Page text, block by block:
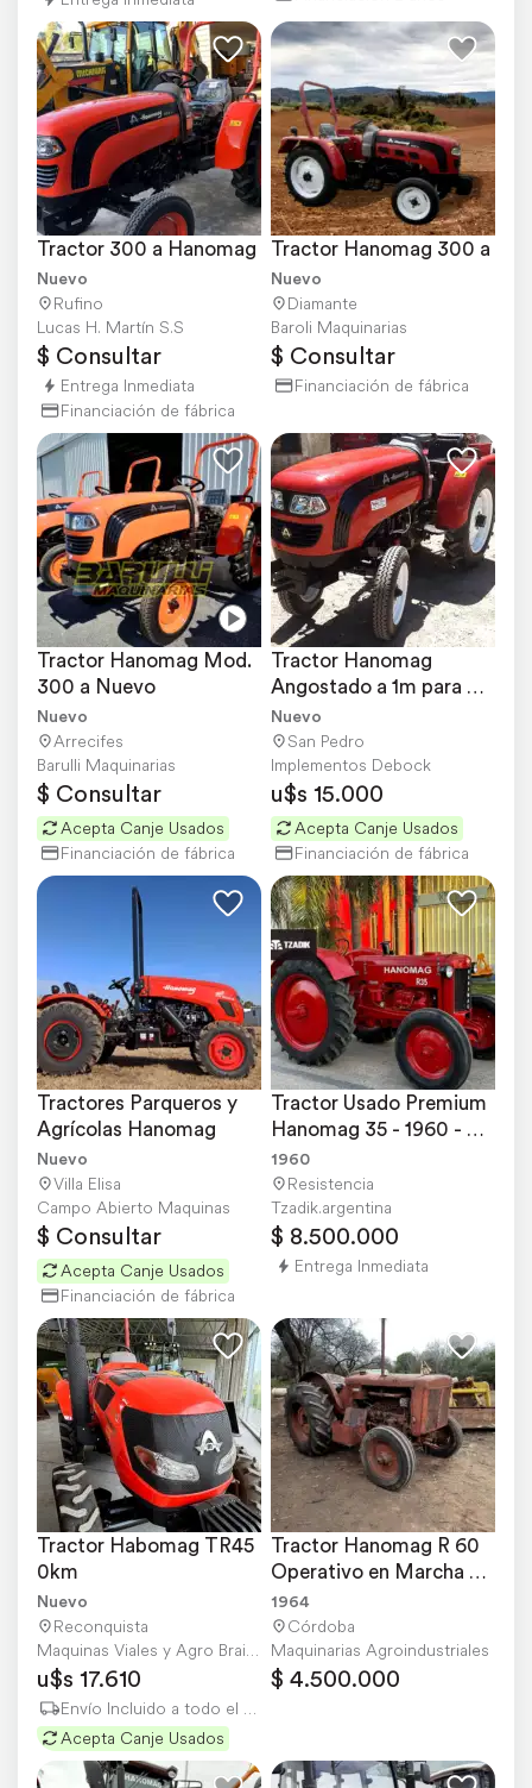
Tractor 300 a Hanomag
Nuevo
Rufino
Lucas H. Martín S.S
$ Consultar
Entrega Inmediata
Financiación de fábrica
Tractor Hanomag 300 a
Nuevo
Diamante
Baroli Maquinarias
$ Consultar
Financiación de fábrica
Tractor Hanomag Mod.
300 a Nuevo
Nuevo
Arrecifes
Barulli Maquinarias
$ Consultar
Acepta Canje Usados
Financiación de fábrica
Tractor Hanomag
Angostado a 1m para
Vivero
Nuevo
San Pedro
Implementos Debock
u$s 15.000
Acepta Canje Usados
Financiación de fábrica
Tractores Parqueros y
Agrícolas Hanomag
Nuevo
Villa Elisa
Campo Abierto Maquinas
$ Consultar
Acepta Canje Usados
Financiación de fábrica
Tractor Usado Premium
Hanomag 35 - 1960 -
Restaurado
1960
Resistencia
Tzadik.argentina
$ 8.500.000
Entrega Inmediata
Tractor Habomag TR45
0km
Nuevo
Reconquista
Maquinas Viales y Agro Braidot Sandro
u$s 17.610
Envío Incluido a todo el país
Acepta Canje Usados
Tractor Hanomag R 60
Operativo en Marcha
Mecanica Excelente,
1964
Córdoba
Maquinarias Agroindustriales
$ 4.500.000